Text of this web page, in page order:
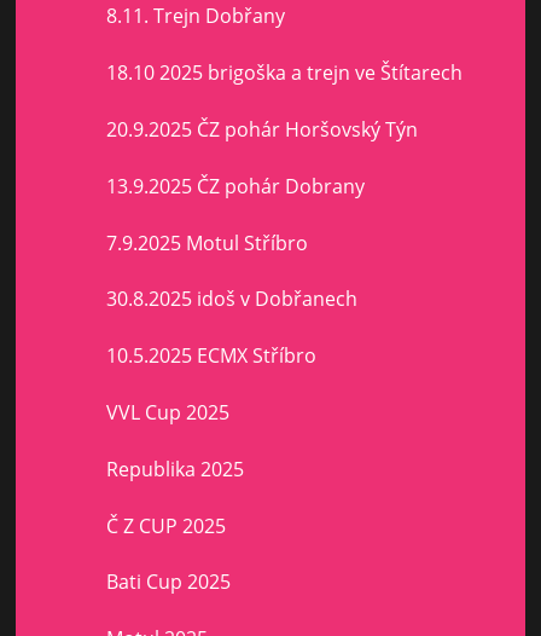
8.11. Trejn Dobřany
18.10 2025 brigoška a trejn ve Štítarech
20.9.2025 ČZ pohár Horšovský Týn
13.9.2025 ČZ pohár Dobrany
7.9.2025 Motul Stříbro
30.8.2025 idoš v Dobřanech
10.5.2025 ECMX Stříbro
VVL Cup 2025
Republika 2025
Č Z CUP 2025
Bati Cup 2025